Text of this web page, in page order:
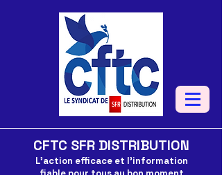
CFTC SFR DISTRIBUTION
L'action efficace et l'information